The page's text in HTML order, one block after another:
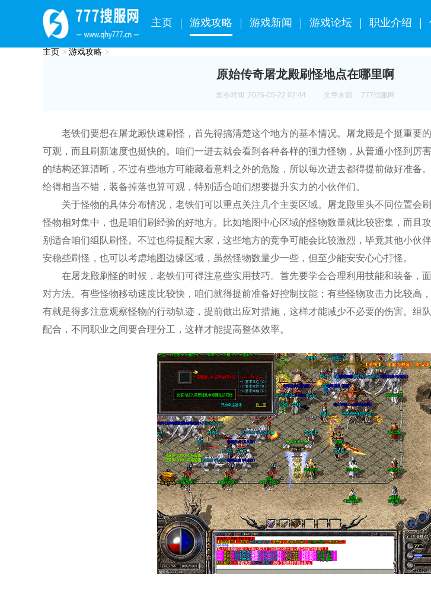
主页 游戏攻略 游戏新闻 游戏论坛 职业介绍
主页 > 游戏攻略 >
原始传奇屠龙殿刷怪地点在哪里啊
发布时间 :2026-05-22 02:44 文章来源 ：777找服网
老铁们要想在屠龙殿快速刷怪，首先得搞清楚这个地方的基本情况。屠龙殿是个挺重要
可观，而且刷新速度也挺快的。咱们一进去就会看到各种各样的强力怪物，从普通小怪到厉
的结构还算清晰，不过有些地方可能藏着意料之外的危险，所以每次进去都得提前做好准备
给得相当不错，装备掉落也算可观，特别适合咱们想要提升实力的小伙伴们。
关于怪物的具体分布情况，老铁们可以重点关注几个主要区域。屠龙殿里头不同位置会
怪物相对集中，也是咱们刷经验的好地方。比如地图中心区域的怪物数量就比较密集，而且
别适合咱们组队刷怪。不过也得提醒大家，这些地方的竞争可能会比较激烈，毕竟其他小伙
安稳些刷怪，也可以考虑地图边缘区域，虽然怪物数量少一些，但至少能安安心心打怪。
在屠龙殿刷怪的时候，老铁们可得注意些实用技巧。首先要学会合理利用技能和装备，
对方法。有些怪物移动速度比较快，咱们就得提前准备好控制技能；有些怪物攻击力比较高
有就是得多注意观察怪物的行动轨迹，提前做出应对措施，这样才能减少不必要的伤害。组
配合，不同职业之间要合理分工，这样才能提高整体效率。